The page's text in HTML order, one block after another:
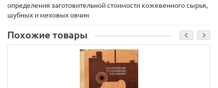
определения заготовительной стоимости кожевенного сырья,
шубных и меховых овчин
Похожие товары